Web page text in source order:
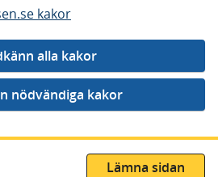
kakor
Lämna sidan